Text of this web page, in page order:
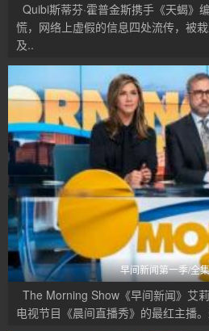
Quibi斯蒂芬·霍普金斯携手《天蝎》
慌，网络上虚假的信息四处流传，被
及..
早间新闻第一季/全
The Morning Show《早间新闻》艾
电视节目《晨间直播秀》的最红主播